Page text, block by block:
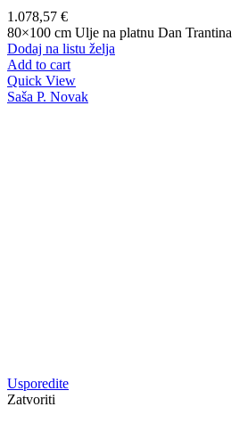
1.078,57 €
80×100 cm Ulje na platnu Dan Trantina
Dodaj na listu želja
Add to cart
Quick View
Saša P. Novak
Usporedite
Zatvoriti